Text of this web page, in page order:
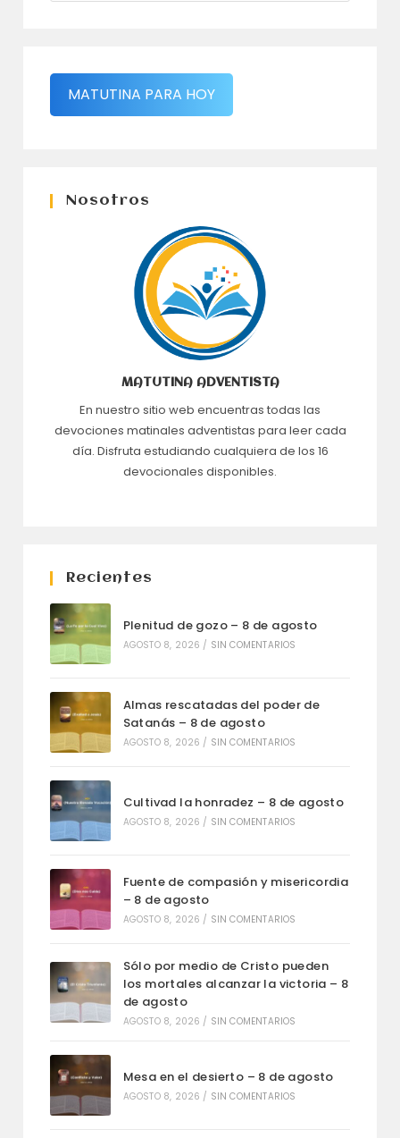
MATUTINA PARA HOY
Nosotros
MATUTINA ADVENTISTA
En nuestro sitio web encuentras todas las
devociones matinales adventistas para leer cada
día. Disfruta estudiando cualquiera de los 16
devocionales disponibles.
Recientes
Plenitud de gozo – 8 de agosto
AGOSTO 8, 2026 / SIN COMENTARIOS
Almas rescatadas del poder de
Satanás – 8 de agosto
AGOSTO 8, 2026 / SIN COMENTARIOS
Cultivad la honradez – 8 de agosto
AGOSTO 8, 2026 / SIN COMENTARIOS
Fuente de compasión y misericordia
– 8 de agosto
AGOSTO 8, 2026 / SIN COMENTARIOS
Sólo por medio de Cristo pueden
los mortales alcanzar la victoria – 8
de agosto
AGOSTO 8, 2026 / SIN COMENTARIOS
Mesa en el desierto – 8 de agosto
AGOSTO 8, 2026 / SIN COMENTARIOS